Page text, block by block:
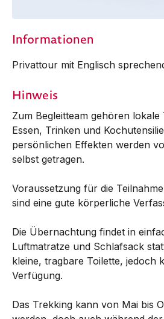
Informationen
Privattour mit Englisch
Hinweis
Zum Begleitteam gehören lokale
Essen, Trinken und
persönlichen Effekten werden
selbst getragen.
Voraussetzung für die
sind eine gute körperliche
Die Übernachtung findet in
Luft­matratze und Schlafsack
kleine, tragbare Toilette, jedoch
Verfügung.
Das Trekking kann von Mai bis